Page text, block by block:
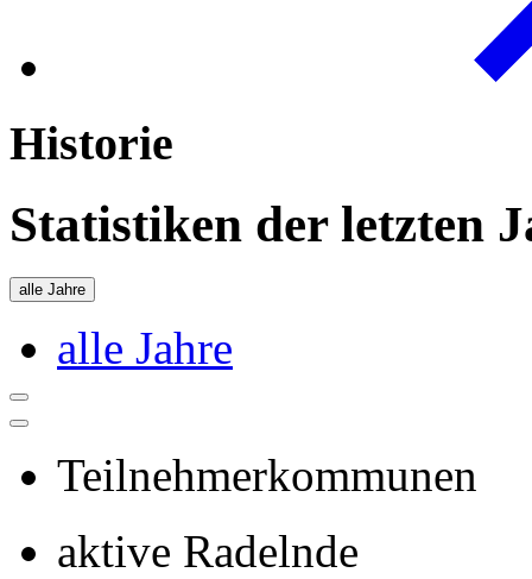
Historie
Statistiken der letzten
alle Jahre
alle Jahre
Teilnehmerkommunen
aktive Radelnde